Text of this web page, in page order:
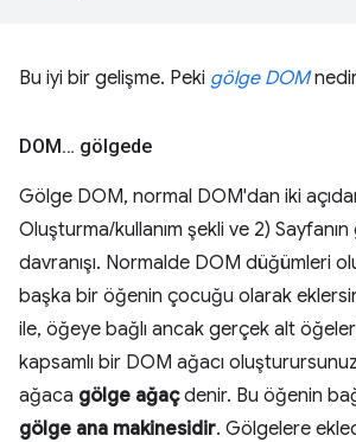
Bu iyi bir gelişme. Peki gölge DOM
DOM… gölgede
Gölge DOM, normal DOM'dan iki
Oluşturma/kullanım şekli ve 2) Sayfanın
davranışı. Normalde DOM düğümleri
başka bir öğenin çocuğu olarak
ile, öğeye bağlı ancak gerçek alt
kapsamlı bir DOM ağacı
ağaca gölge ağaçdenir. Bu öğenin
gölge ana makinesidir. Gölgelere